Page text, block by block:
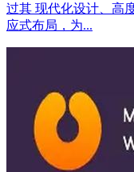
过其 现代化设计、高
应式布局，为...